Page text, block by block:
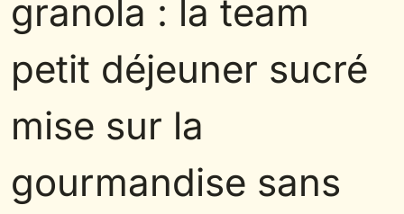
granola : la team
petit déjeuner sucré
mise sur la
gourmandise sans